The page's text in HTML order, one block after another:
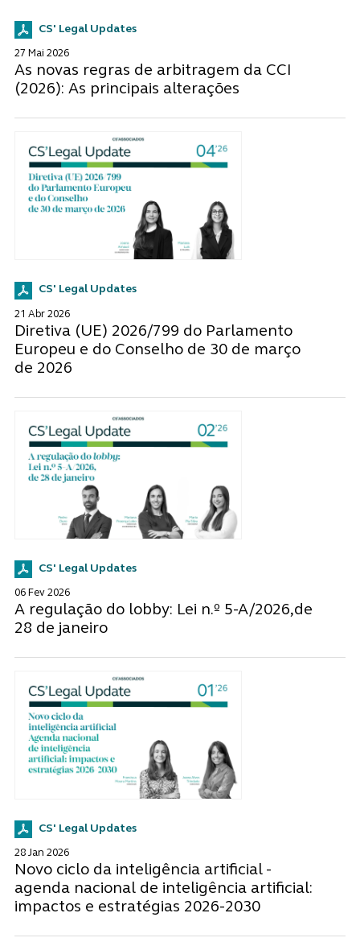
CS' Legal Updates
27 Mai 2026
As novas regras de arbitragem da CCI
(2026): As principais alterações
CS' Legal Updates
21 Abr 2026
Diretiva (UE) 2026/799 do Parlamento
Europeu e do Conselho de 30 de março
de 2026
CS' Legal Updates
06 Fev 2026
A regulação do lobby: Lei n.º 5-A/2026,de
28 de janeiro
CS' Legal Updates
28 Jan 2026
Novo ciclo da inteligência artificial -
agenda nacional de inteligência artificial:
impactos e estratégias 2026-2030